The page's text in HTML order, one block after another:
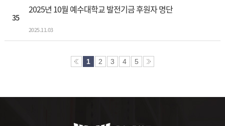
35
2025년 10월 예수대학교 발전기금 후원자 명단
2025.11.03
1 2 3 4 5